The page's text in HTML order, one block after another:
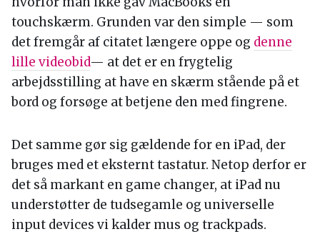
touchskærm. Grunden var den simple — som
det fremgår af citatet længere oppe og denne
lille videobid— at det er en frygtelig
arbejdsstilling at have en skærm stående på et
bord og forsøge at betjene den med fingrene.
Det samme gør sig gældende for en iPad, der
bruges med et eksternt tastatur. Netop derfor er
det så markant en game changer, at iPad nu
understøtter de tudsegamle og universelle
input devices vi kalder mus og trackpads.